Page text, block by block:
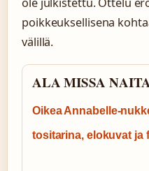
poikkeuksellisena
välillä.
ALA MISSA
Oikea Annabelle-
tositarina, elokuvat ja